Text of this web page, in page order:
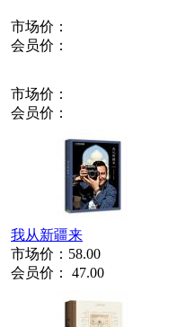
市场价：
会员价：
市场价：
会员价：
我从新疆来
市场价： 58.00
会员价： 47.00